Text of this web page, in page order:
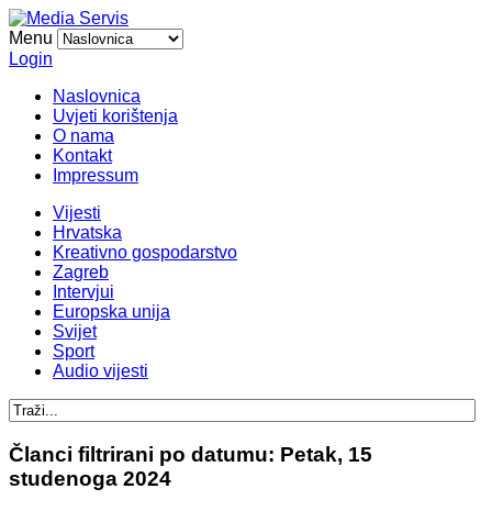
Menu
Login
Naslovnica
Uvjeti korištenja
O nama
Kontakt
Impressum
Vijesti
Hrvatska
Kreativno gospodarstvo
Zagreb
Intervjui
Europska unija
Svijet
Sport
Audio vijesti
Članci filtrirani po datumu: Petak, 15
studenoga 2024